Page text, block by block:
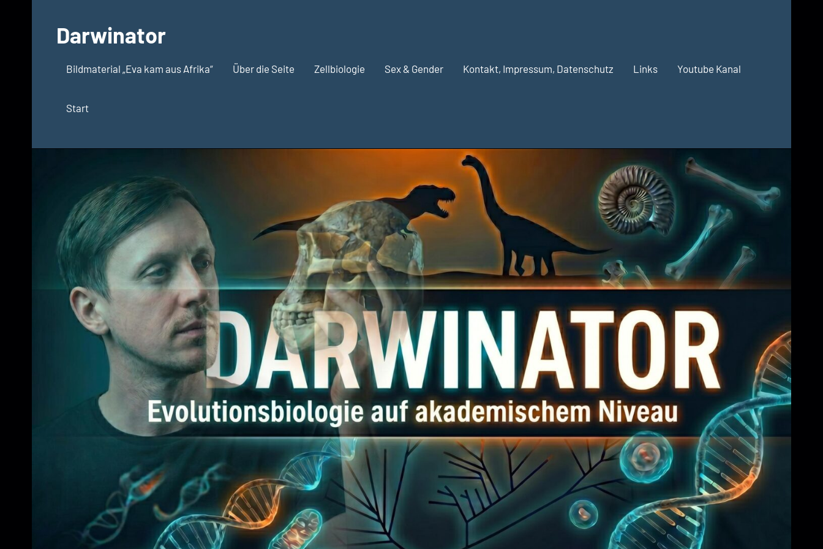
springenDarwinator
Evolutionsbiologie
Bildmaterial „Eva kam aus Afrika“ Über die Seite Zellbiologie Sex & Gender Kontakt, Impressum, Datenschutz Links Youtube Kanal
Start